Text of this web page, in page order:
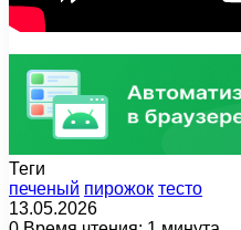
Теги
печеный пирожок тесто
13.05.2026